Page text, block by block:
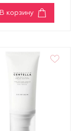
В корзину